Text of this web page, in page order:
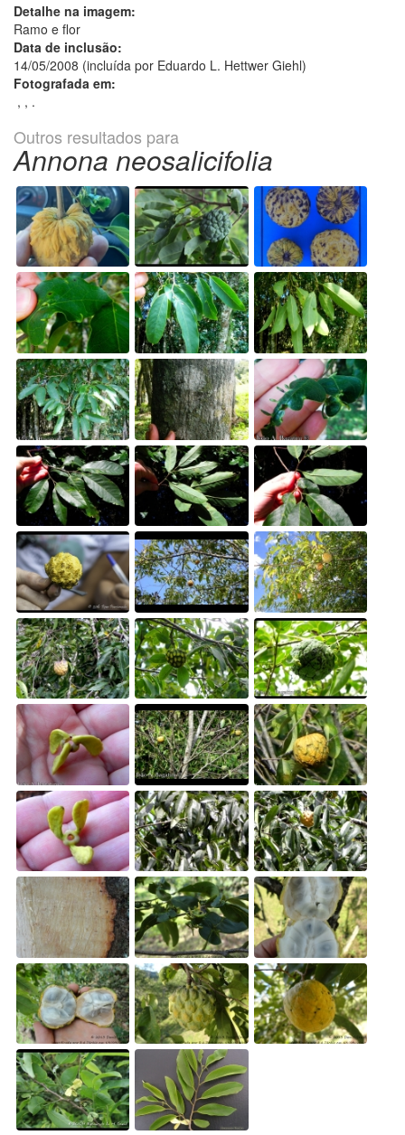
Detalhe na imagem:
Ramo e flor
Data de inclusão:
14/05/2008 (incluída por Eduardo L. Hettwer Giehl)
Fotografada em:
, , .
Outros resultados para
Annona neosalicifolia